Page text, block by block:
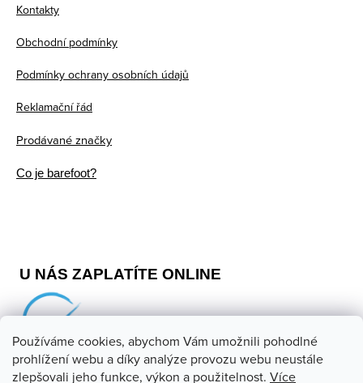
Používáme cookies, abychom Vám umožnili pohodlné
prohlížení webu a díky analýze provozu webu neustále
zlepšovali jeho funkce, výkon a použitelnost. Více
Kontakty
Obchodní podmínky
Podmínky ochrany osobních údajů
Reklamační řád
Prodávané značky
Co je barefoot?
U NÁS ZAPLATÍTE ONLINE